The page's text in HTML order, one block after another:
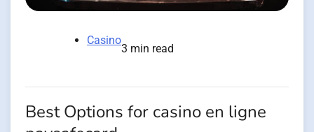
Casino
3 min read
Best Options for casino en ligne